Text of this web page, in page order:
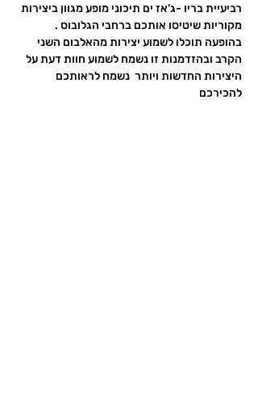
רביעיית בריו -ג'אז ים תיכוני מופע מגוון ביצירות
מקוריות שיטיסו אותכם ברחבי הגלובוס .
בהופעה תוכלו לשמוע יצירות מהאלבום השני
הקרב ובהזדמנות זו נשמח לשמוע חוות דעת על
היצירות החדשות ויותר  נשמח לראותכם
להכירכם